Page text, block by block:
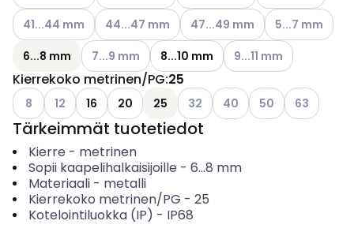
Katso käytettävissä olevat vaihtoehdot
41...44 mm Katso käytettävissä olevat vaihtoehdot
44...47 mm Katso käytettävissä olevat
47...49 mm Katso
5...7 mm
6...8 mm
Katso käytettävissä olevat vaihtoehdot
7...9 mm 8...10 mm Katso käytettävissä
9...11 mm
Kierrekoko metrinen/PG:25
Katso käytettävissä olevat vaihtoehdot
8 Katso käytettävissä olevat vaihtoehdot
12 16 20 25 Katso käytettävissä olevat
32 Katso käytettävissä
40 Katso
50 Katso
63
Tärkeimmät tuotetiedot
Kierre - metrinen
Sopii kaapelihalkaisijoille - 6...8 mm
Materiaali- metalli
Kierrekoko metrinen/PG - 25
Kotelointiluokka (IP) - IP68